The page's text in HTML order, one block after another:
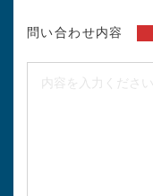
問い合わせ内容